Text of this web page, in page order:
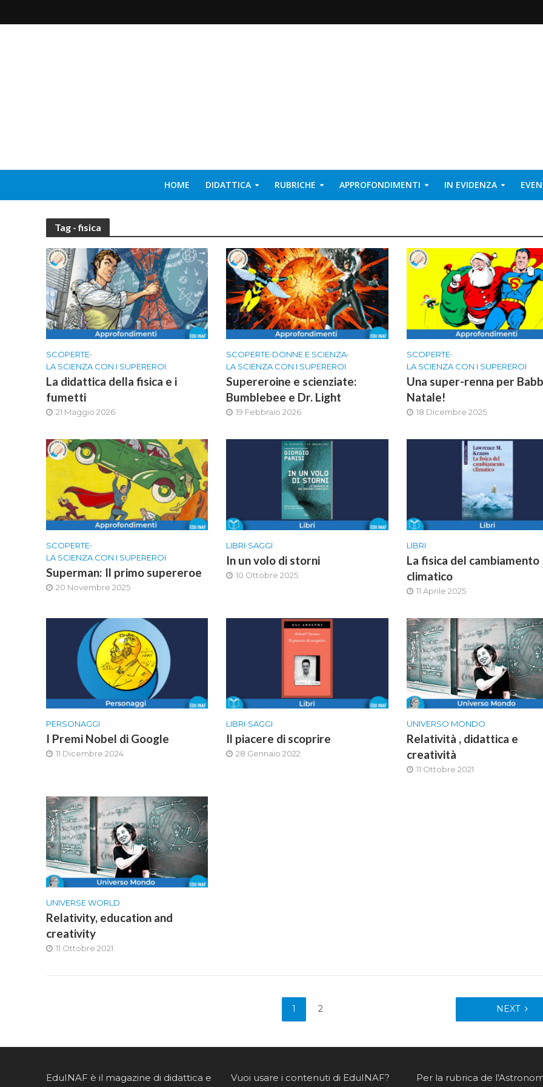
HOME DIDATTICA RUBRICHE APPROFONDIMENTI IN EVIDENZA
Tag - fisica
SCOPERTE•
LA SCIENZA CON I SUPEREROI
La didattica della fisica e i
fumetti
21 Maggio 2026
SCOPERTE•DONNE E SCIENZA•
LA SCIENZA CON I SUPEREROI
Supereroine e scienziate:
Bumblebee e Dr. Light
19 Febbraio 2026
SCOPERTE•
LA SCIENZA CON I SUPEREROI
Una super-renna per
Natale!
18 Dicembre 2025
SCOPERTE•
LA SCIENZA CON I SUPEREROI
Superman: Il primo supereroe
20 Novembre 2025
LIBRI•SAGGI
In un volo di storni
10 Ottobre 2025
LIBRI
La fisica del cambiamento
climatico
11 Aprile 2025
PERSONAGGI
I Premi Nobel di Google
11 Dicembre 2024
LIBRI•SAGGI
Il piacere di scoprire
28 Gennaio 2022
UNIVERSO MONDO
Relatività , didattica e
creatività
11 Ottobre 2021
UNIVERSE WORLD
Relativity, education and
creativity
11 Ottobre 2021
1 2 NEXT
EduINAF è il magazine di didattica e
Vuoi usare i contenuti di EduINAF?
Per la rubrica de